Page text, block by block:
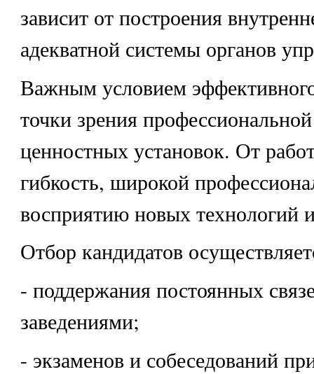
зависит от построения
адекватной системы органов
Важным условием
точки зрения
ценностных установок. От
гибкость, широкой
восприятию новых технологий
Отбор кандидатов
- поддержания постоянных
заведениями;
- экзаменов и собеседований